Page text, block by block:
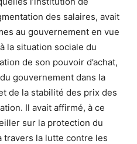
des salaires, avait
au gouvernement en vue
la situation sociale du
de son pouvoir d’achat,
gouvernement dans la
de la stabilité des prix des
Il avait affirmé, à ce
sur la protection du
travers la lutte contre les